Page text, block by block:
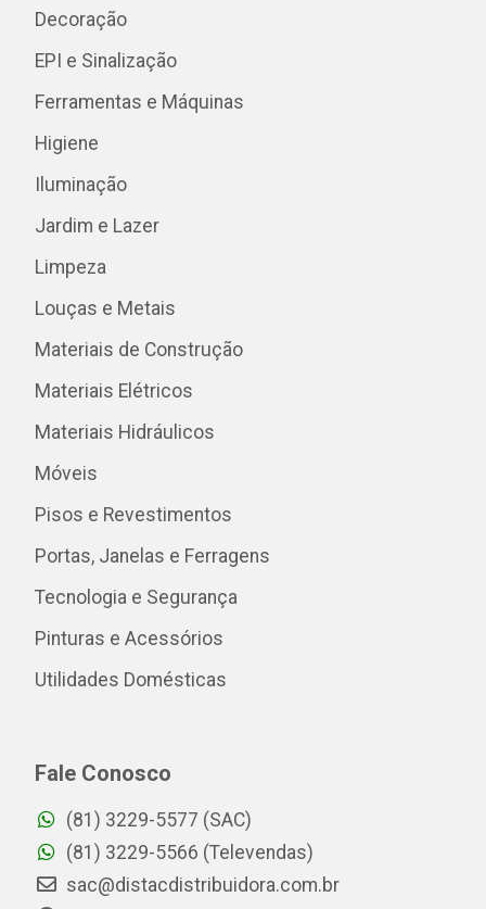
Decoração
EPI e Sinalização
Ferramentas e Máquinas
Higiene
Iluminação
Jardim e Lazer
Limpeza
Louças e Metais
Materiais de Construção
Materiais Elétricos
Materiais Hidráulicos
Móveis
Pisos e Revestimentos
Portas, Janelas e Ferragens
Tecnologia e Segurança
Pinturas e Acessórios
Utilidades Domésticas
Fale Conosco
(81) 3229-5577 (SAC)
(81) 3229-5566 (Televendas)
sac@distacdistribuidora.com.br